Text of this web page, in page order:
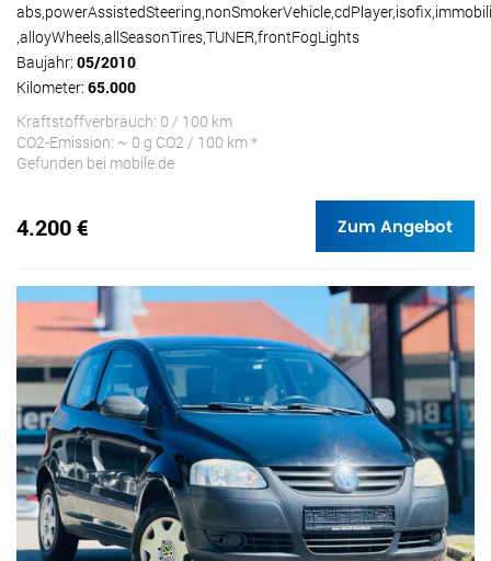
,alloyWheels,allSeasonTires,TUNER,frontFogLights
Baujahr: 05/2010
Kilometer: 65.000
Kraftstoffverbrauch: 0 / 100 km
CO2-Emission: ~ 0 g CO2 / 100 km *
Gefunden bei mobile.de
4.200 € Zum Angebot